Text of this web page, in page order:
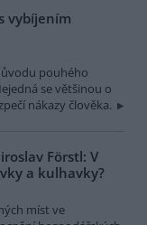
vybíjením
pouhého
se většinou o
nákazy člověka.
Förstl: V
a kulhavky?
míst ve